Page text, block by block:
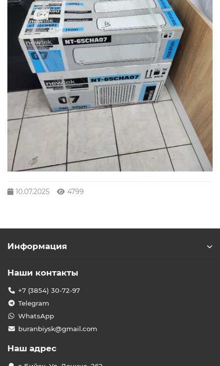
10.07.2025 4799
Информация
Наши контакты
+7 (3854) 30-72-97
Telegram
WhatsApp
buranbiysk@gmail.com
Наш адрес